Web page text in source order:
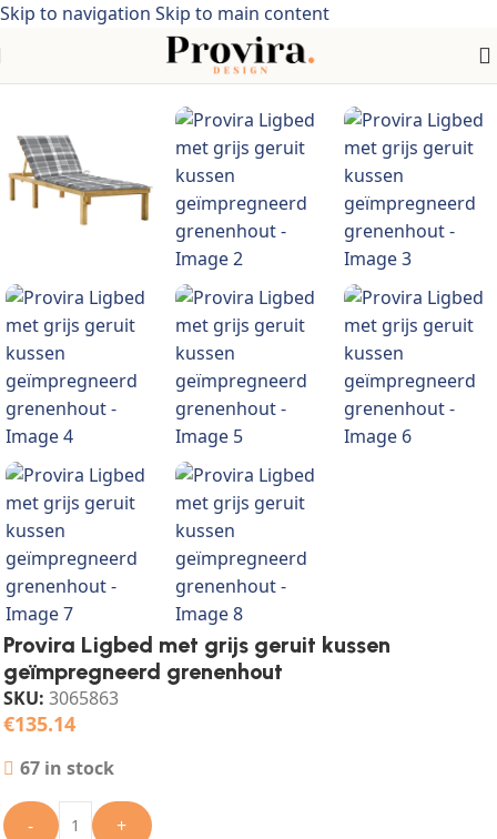
Skip to navigation Skip to main content
Meubelen > Tuinmeubelen > Tuinzitjes> Acaciahout
Provira Ligbed met grijs geruit kussen
geïmpregneerd grenenhout
SKU: 3065863
€135.14
67 in stock
- +